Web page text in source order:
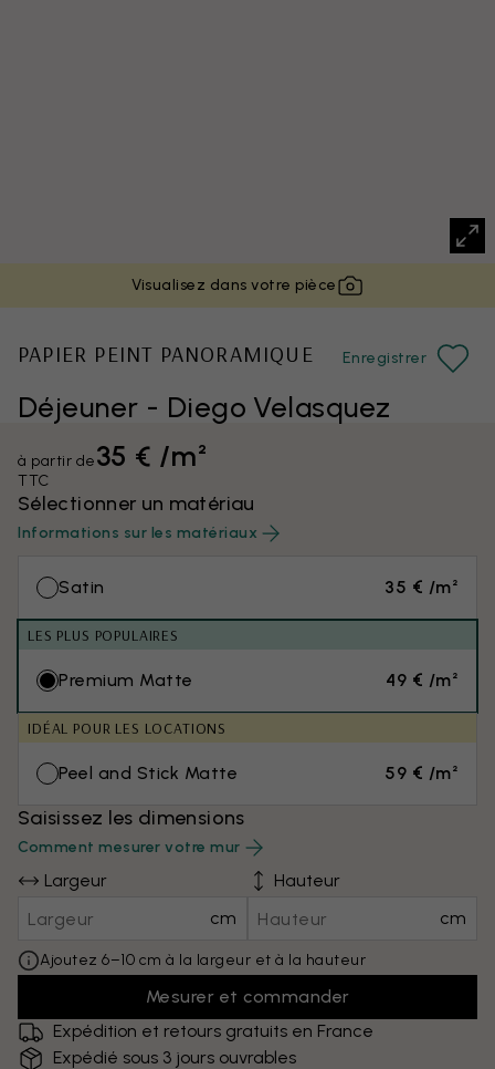
Visualisez dans votre pièce
Déjeuner - Diego Velasquez
PAPIER PEINT PANORAMIQUE Enregistrer
à partir de35 € /m²
TTC
Sélectionner un matériau
Informations sur les matériaux
Satin 35 € /m²
LES PLUS POPULAIRES
Premium Matte 49 € /m²
IDÉAL POUR LES LOCATIONS
Peel and Stick Matte 59 € /m²
Saisissez les dimensions
Comment mesurer votre mur
Largeur
cm
Hauteur
cm
Ajoutez 6–10 cm à la largeur et à la hauteur
Mesurer et commander
Expédition et retours gratuits en France
Expédié sous 3 jours ouvrables